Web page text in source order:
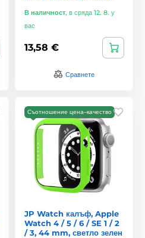
В наличност, в сряда 12. 8. у
вас
13,58 €
Сравнете
Съотношение цена–качество
JP Watch калъф, Apple
Watch 4 / 5 / 6 / SE 1 / 2
/ 3, 44 mm, светло зелен